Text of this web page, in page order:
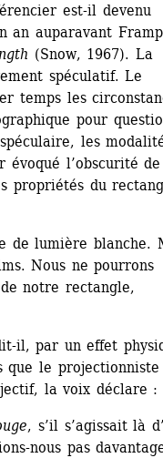
est-il devenu
an auparavant
(Snow, 1967). La
spéculatif. Le
temps les
pour
les
évoqué l’obscurité
propriétés du
lumière blanche.
Nous ne pourrons
notre rectangle,
il, par un effet
que le
la voix déclare :
, s’il s’agissait là
nous pas